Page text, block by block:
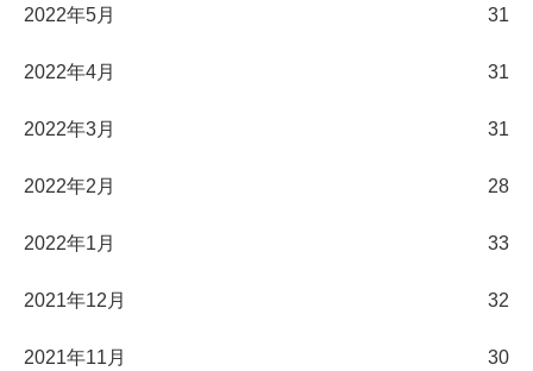
2022年5月 31
2022年4月 31
2022年3月 31
2022年2月 28
2022年1月 33
2021年12月 32
2021年11月 30